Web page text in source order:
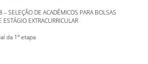
SELEÇÃO DE ACADÊMICOS PARA BOLSAS
ESTÁGIO EXTRACURRICULAR
da 1º etapa